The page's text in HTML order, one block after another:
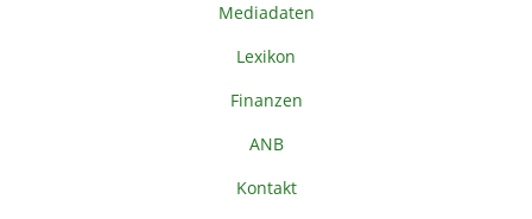
Mediadaten
Lexikon
Finanzen
ANB
Kontakt